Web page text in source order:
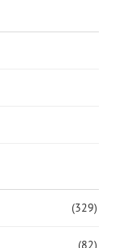
(329)